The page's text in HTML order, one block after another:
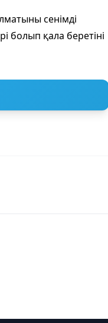
сенімді
болып қала беретіні